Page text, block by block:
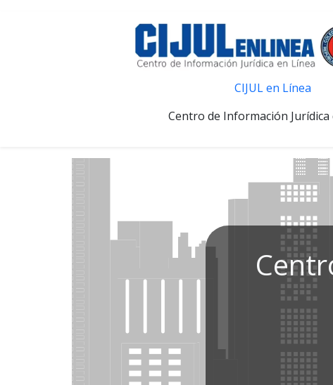
CIJUL en Línea
Centro de Información Jurídica